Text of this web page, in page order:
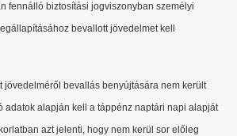
fennálló biztosítási jogviszonyban személyi
bevallott jövedelmet kell
jövedelméről bevallás benyújtására nem került
adatok alapján kell a táppénz naptári napi alapját
azt jelenti, hogy nem kerül sor előleg